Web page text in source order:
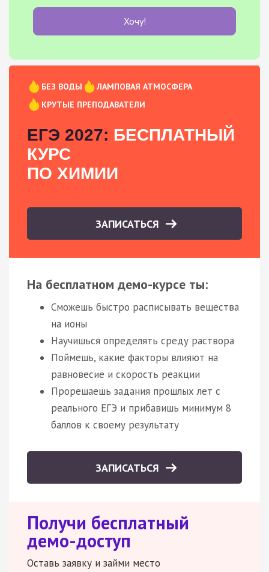
Хочу!
БЕЗ ВОДЫ
ЛАМПОВАЯ АТМОСФЕРА
КРУТЫЕ ПРЕПОДАВАТЕЛИ
ЕГЭ 2027: БЕСПЛАТНЫЙ
КУРС
ПО ХИМИИ
ЗАПИСАТЬСЯ
На бесплатном демо-курсе ты:
Сможешь быстро расписывать вещества
на ионы
Научишься определять среду раствора
Поймешь, какие факторы влияют на
равновесие и скорость реакции
Прорешаешь задания прошлых лет с
реального ЕГЭ и прибавишь минимум 8
баллов к своему результату
ЗАПИСАТЬСЯ
Получи бесплатный
демо-доступ
Оставь заявку и займи место